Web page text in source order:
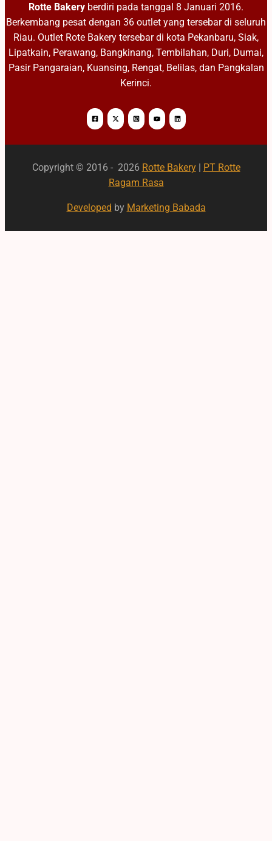
Rotte Bakery berdiri pada tanggal 8 Januari 2016.
Berkembang pesat dengan 36 outlet yang tersebar di seluruh
Riau. Outlet Rote Bakery tersebar di kota Pekanbaru, Siak,
Lipatkain, Perawang, Bangkinang, Tembilahan, Duri, Dumai,
Pasir Pangaraian, Kuansing, Rengat, Belilas, dan Pangkalan
Kerinci.
Copyright © 2016 - 2026 Rotte Bakery| PT Rotte
Ragam Rasa
Developed by Marketing Babada